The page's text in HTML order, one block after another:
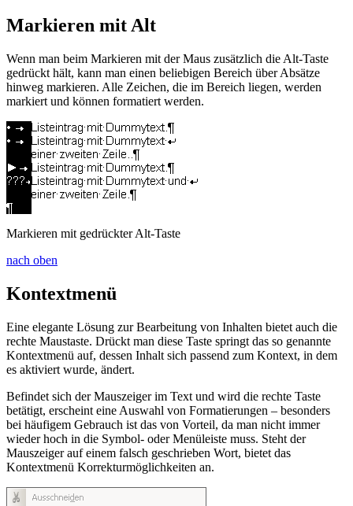
Markieren mit Alt
Wenn man beim Markieren mit der Maus zusätzlich die Alt-Taste
gedrückt hält, kann man einen beliebigen Bereich über Absätze
hinweg markieren. Alle Zeichen, die im Bereich liegen, werden
markiert und können formatiert werden.
Markieren mit gedrückterAlt-Taste
nach oben
Kontextmenü
Eine elegante Lösung zur Bearbeitung von Inhalten bietet auch die
rechte Maustaste. Drückt man diese Taste springt das so genannte
Kontextmenü auf, dessen Inhalt sich passend zum Kontext, in dem
es aktiviert wurde, ändert.
Befindet sich der Mauszeiger im Text und wird die rechte Taste
betätigt, erscheint eine Auswahl von Formatierungen – besonders
bei häufigem Gebrauch ist das von Vorteil, da man nicht immer
wieder hoch in die Symbol- oder Menüleiste muss. Steht der
Mauszeiger auf einem falsch geschrieben Wort, bietet das
Kontextmenü Korrekturmöglichkeiten an.